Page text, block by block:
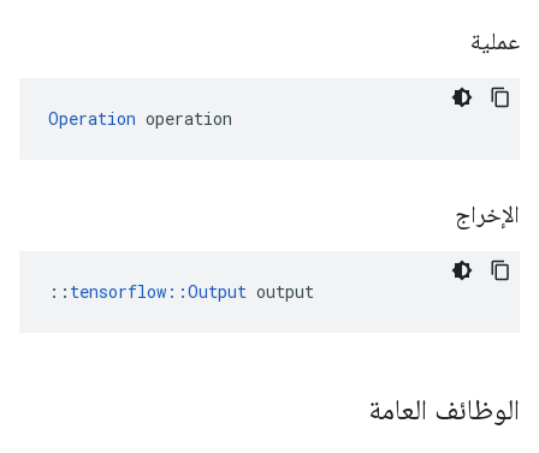
عملية
Operation operation
الإخراج
:: tensorflow::Output output
الوظائف العامة